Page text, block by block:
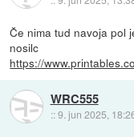
Če nima tud navoja pol
nosilc
https://
WRC555
::9. jun 2025,